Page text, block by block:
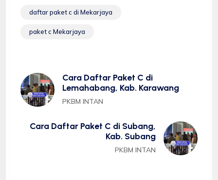
daftar paket c di Mekarjaya
paket c Mekarjaya
Cara Daftar Paket C di
Lemahabang, Kab. Karawang
PKBM INTAN
Cara Daftar Paket C di Subang,
Kab. Subang
PKBM INTAN